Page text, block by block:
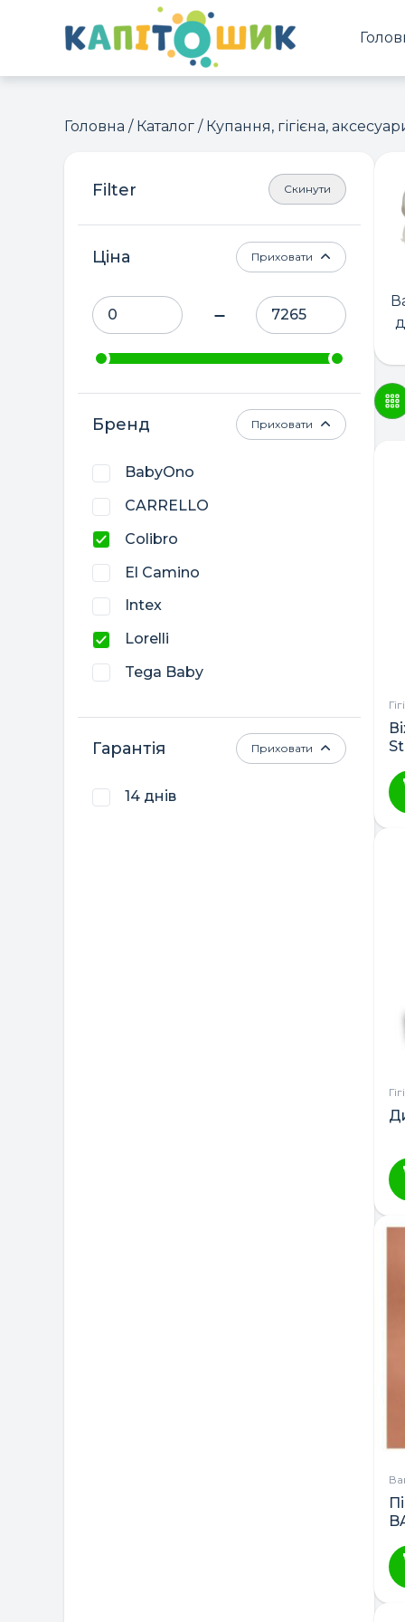
Головна / Каталог / Купання, гігієна,
Скинути
Ціна Приховати
Бренд
BabyOno
CARRELLO
Colibro
El Camino
Intex
Lorelli
Tega Baby
Маленька Соня
Україна
Приховати
Гарантія
14 днів
Приховати